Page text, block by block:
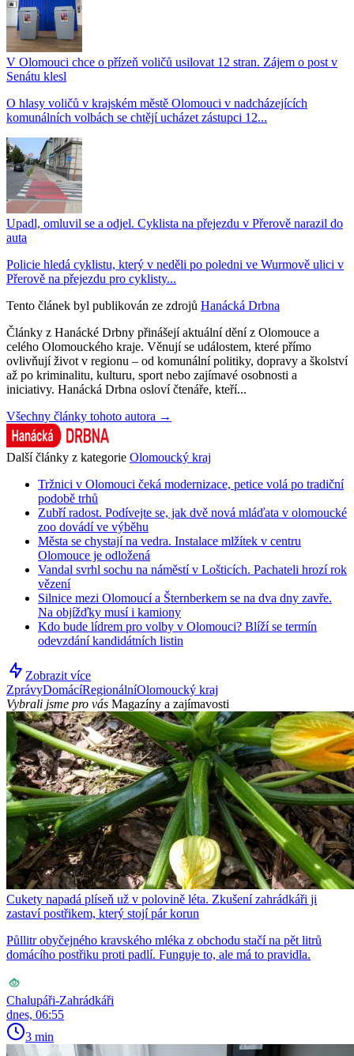
V Olomouci chce o přízeň voličů usilovat 12 stran. Zájem o post v
Senátu klesl
O hlasy voličů v krajském městě Olomouci v nadcházejících
komunálních volbách se chtějí ucházet zástupci 12...
Upadl, omluvil se a odjel. Cyklista na přejezdu v Přerově narazil do
auta
Policie hledá cyklistu, který v neděli po poledni ve Wurmově ulici v
Přerově na přejezdu pro cyklisty...
Tento článek byl publikován ze zdrojů Hanácká Drbna
Články z Hanácké Drbny přinášejí aktuální dění z Olomouce a
celého Olomouckého kraje. Věnují se událostem, které přímo
ovlivňují život v regionu – od komunální politiky, dopravy a školství
až po kriminalitu, kulturu, sport nebo zajímavé osobnosti a
iniciativy. Hanácká Drbna osloví čtenáře, kteří...
Všechny články tohoto autora →
Další články z kategorie Olomoucký kraj
Tržnici v Olomouci čeká modernizace, petice volá po tradiční
podobě trhů
Zubří radost. Podívejte se, jak dvě nová mláďata v olomoucké
zoo dovádí ve výběhu
Města se chystají na vedra. Instalace mlžítek v centru
Olomouce je odložená
Vandal svrhl sochu na náměstí v Lošticích. Pachateli hrozí rok
vězení
Silnice mezi Olomoucí a Šternberkem se na dva dny zavře.
Na objížďky musí i kamiony
Kdo bude lídrem pro volby v Olomouci? Blíží se termín
odevzdání kandidátních listin
Zobrazit více
ZprávyDomácíRegionálníOlomoucký kraj
Vybrali jsme pro vás Magazíny a zajímavosti
Cukety napadá plíseň už v polovině léta. Zkušení zahrádkáři ji
zastaví postřikem, který stojí pár korun
Půllitr obyčejného kravského mléka z obchodu stačí na pět litrů
domácího postřiku proti padlí. Funguje to, ale má to pravidla.
Chalupáři-Zahrádkáři
dnes, 06:55
3 min